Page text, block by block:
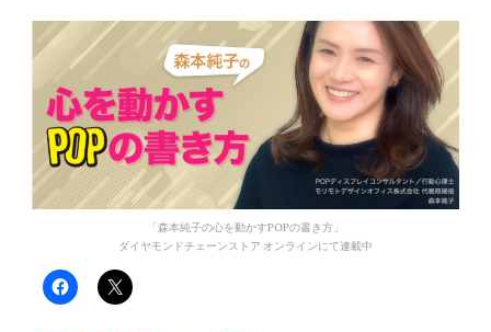
「森本純子の心を動かすPOPの書き方」
ダイヤモンドチェーンストア オンラインにて連載中